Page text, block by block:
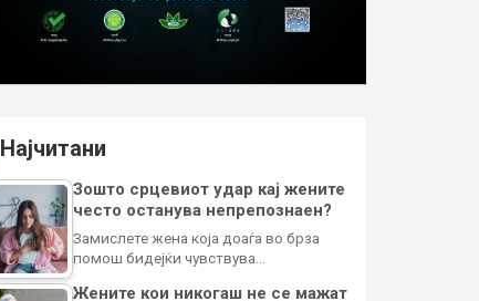
Најчитани
Зошто срцевиот удар кај жените
често останува непрепознаен?
Замислете жена која доаѓа во брза
помош бидејќи чувствува…
Жените кои никогаш не се мажат